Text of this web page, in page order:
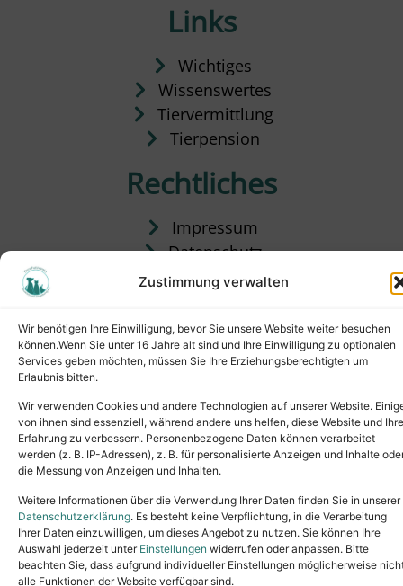
Zustimmung verwalten
Wir benötigen Ihre Einwilligung, bevor Sie unsere Website weiter besuchen
können.Wenn Sie unter 16 Jahre alt sind und Ihre Einwilligung zu optionalen
Services geben möchten, müssen Sie Ihre Erziehungsberechtigten um
Erlaubnis bitten.
Wir verwenden Cookies und andere Technologien auf unserer Website.
von ihnen sind essenziell, während andere uns helfen, diese Website und Ihre
Erfahrung zu verbessern. Personenbezogene Daten können verarbeitet
werden (z. B. IP-Adressen), z. B. für personalisierte Anzeigen und Inhalte
die Messung von Anzeigen und Inhalten.
Weitere Informationen über die Verwendung Ihrer Daten finden Sie in unserer
Datenschutzerklärung. Es besteht keine Verpflichtung, in die Verarbeitung
Ihrer Daten einzuwilligen, um dieses Angebot zu nutzen. Sie können Ihre
Auswahl jederzeit unter Einstellungen widerrufen oder anpassen. Bitte
beachten Sie, dass aufgrund individueller Einstellungen möglicherweise
alle Funktionen der Website verfügbar sind.
Links
Wichtiges
Wissenswertes
Tiervermittlung
Tierpension
Rechtliches
Impressum
Datenschutz
Satzung
Copyright © 2024. All rights reserved.
Tel.: (02631) 55356buero@tierheim-neuwied.de
Ludwigshof 1, 56567 Neuwied